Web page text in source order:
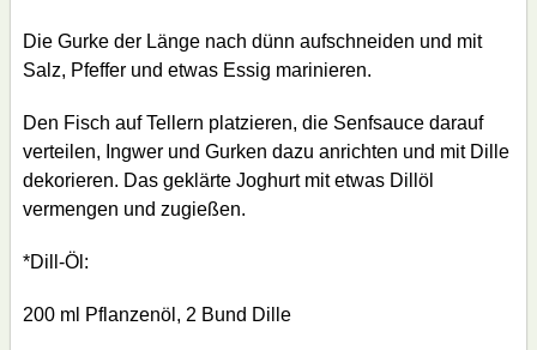
Die Gurke der Länge nach dünn aufschneiden und mit
Salz, Pfeffer und etwas Essig marinieren.
Den Fisch auf Tellern platzieren, die Senfsauce darauf
verteilen, Ingwer und Gurken dazu anrichten und mit Dille
dekorieren. Das geklärte Joghurt mit etwas Dillöl
vermengen und zugießen.
*Dill-Öl:
200 ml Pflanzenöl, 2 Bund Dille